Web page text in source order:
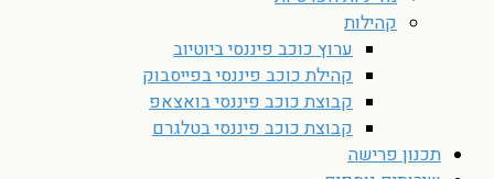
קהילות
ערוץ כוכב פיננסי ביוטיוב
קהילת כוכב פיננסי בפייסבוק
קבוצת כוכב פיננסי בואצאפ
קבוצת כוכב פיננסי בטלגרם
תכנון פרישה